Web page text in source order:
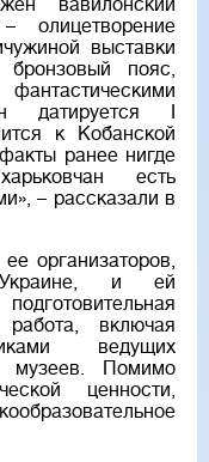
вавилонский
олицетворение
выставки
бронзовый пояс,
датируется І
к Кобанской
ранее нигде
есть
– рассказали в
организаторов,
и ей
включая
ведущих
музеев. Помимо
ценности,